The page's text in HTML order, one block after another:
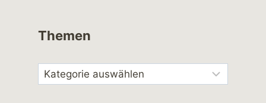
Themen